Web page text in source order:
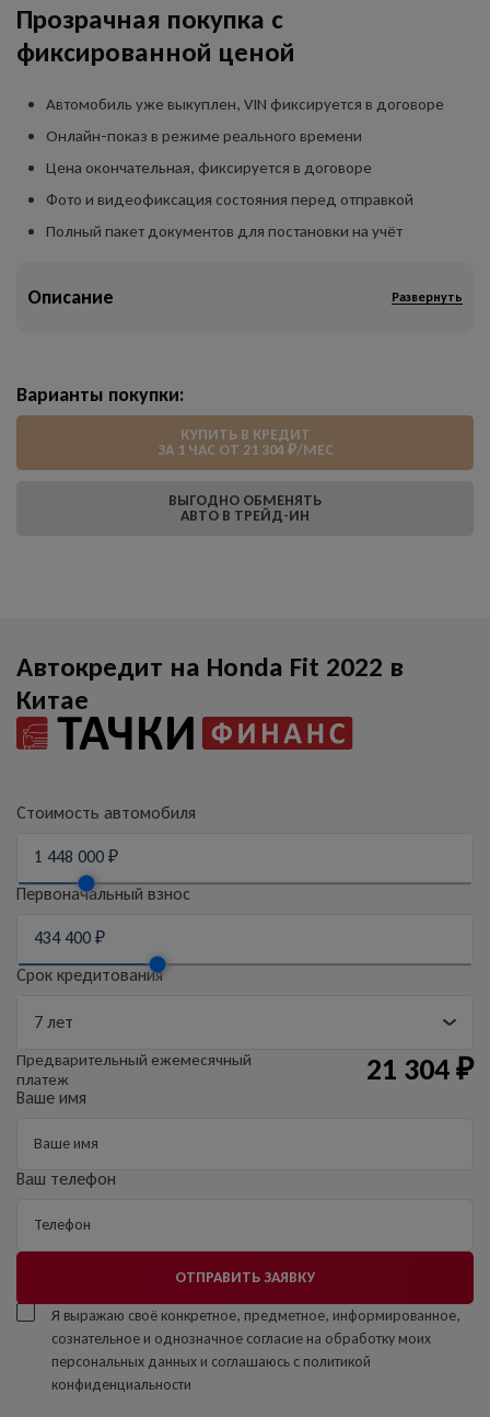
Прозрачная покупка с
фиксированной ценой
Автомобиль уже выкуплен, VIN фиксируется в договоре
Онлайн-показ в режиме реального времени
Цена окончательная, фиксируется в договоре
Фото и видеофиксация состояния перед отправкой
Полный пакет документов для постановки на учёт
Описание Развернуть
Варианты покупки:
КУПИТЬ В КРЕДИТ
ЗА 1 ЧАС ОТ 21 304 ₽/МЕС
ВЫГОДНО ОБМЕНЯТЬ
АВТО В ТРЕЙД-ИН
Автокредит на Honda Fit 2022 в
Китае
Стоимость автомобиля
Первоначальный взнос
Срок кредитования
Предварительный ежемесячный
платеж
21 304₽
Ваше имя
Ваш телефон
Я выражаю своё конкретное, предметное, информированное,
сознательное и однозначное согласие на обработку моих
персональных данных и соглашаюсь с политикой
конфиденциальности
ОТПРАВИТЬ ЗАЯВКУ